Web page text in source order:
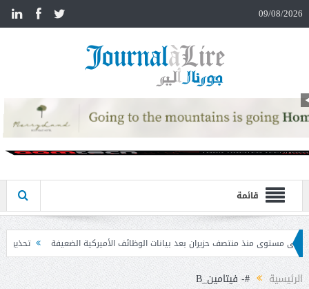
09/08/2026
قائمة
بعد بيانات الوظائف الأميركية الضعيفة تحذير المواطنين من مشاركة رمز الـ OTP
الرئيسية #- فيتامين_B